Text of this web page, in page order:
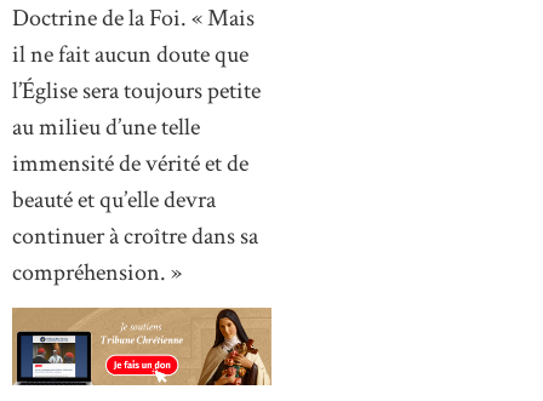
Doctrine de la Foi. « Mais
il ne fait aucun doute que
l’Église sera toujours petite
au milieu d’une telle
immensité de vérité et de
beauté et qu’elle devra
continuer à croître dans sa
compréhension. »